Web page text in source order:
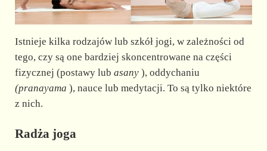
Istnieje kilka rodzajów lub szkół jogi, w zależności od
tego, czy są one bardziej skoncentrowane na części
fizycznej (postawy lub asany), oddychaniu
(pranayama ), nauce lub medytacji. To są tylko niektóre
z nich.
Radża joga